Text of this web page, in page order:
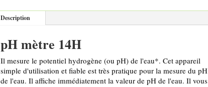
Description
pH mètre 14H
Il mesure le potentiel hydrogène (ou pH) de l'eau*. Cet appareil
simple d'utilisation et fiable est très pratique pour la mesure du pH
de l'eau. Il affiche immédiatement la valeur de pH de l'eau. Il vous